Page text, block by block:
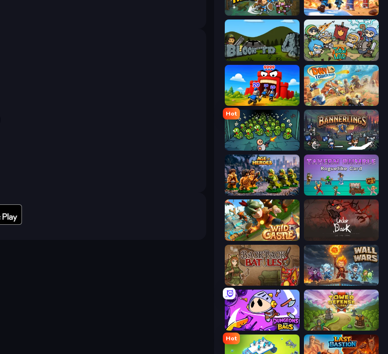
Fortress Merge Tower Battle
Bloons Tower Defense 4 Raid Heroes: Total War
TimeWarriors Day D Tower Rush
Hot
Base Defence Bannerlings
Age of Heroes Tavern Rumble: Roguelike Card
Wild Castle TD: Grow Empire UnderDark: Defense
Backpack Battles Wall Wars
Dungeons and Bags Tower Defense Clash
Hot